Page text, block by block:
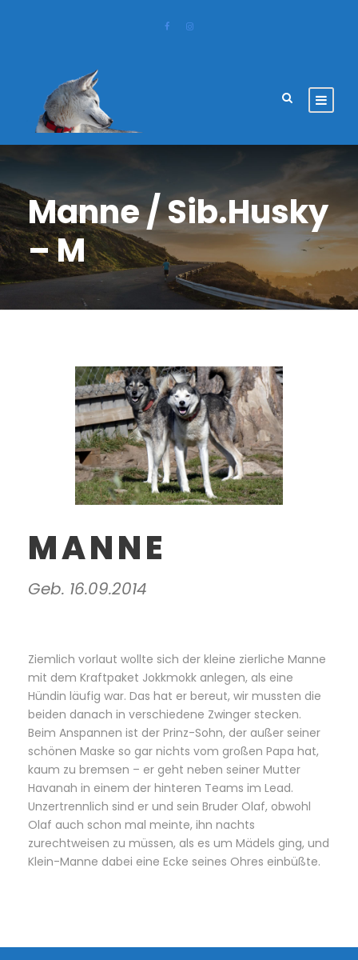
Manne / Sib.Husky
– M
MANNE
Geb. 16.09.2014
Ziemlich vorlaut wollte sich der kleine zierliche Manne
mit dem Kraftpaket Jokkmokk anlegen, als eine
Hündin läufig war. Das hat er bereut, wir mussten die
beiden danach in verschiedene Zwinger stecken.
Beim Anspannen ist der Prinz-Sohn, der außer seiner
schönen Maske so gar nichts vom großen Papa hat,
kaum zu bremsen – er geht neben seiner Mutter
Havanah in einem der hinteren Teams im Lead.
Unzertrennlich sind er und sein Bruder Olaf, obwohl
Olaf auch schon mal meinte, ihn nachts
zurechtweisen zu müssen, als es um Mädels ging, und
Klein-Manne dabei eine Ecke seines Ohres einbüßte.